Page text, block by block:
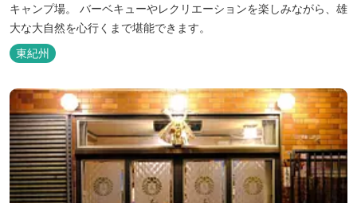
キャンプ場。 バーベキューやレクリエーションを楽しみながら、雄
大な大自然を心行くまで堪能できます。
東紀州